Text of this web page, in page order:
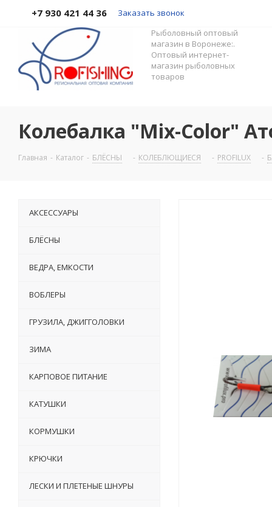
+7 930 421 44 36 Заказать звонок
Рыболовный оптовый
магазин в Воронеже:.
Оптовый интернет-
магазин рыболовных
товаров
Колебалка "Mix-Color"
Главная - Каталог - БЛЁСНЫ - КОЛЕБЛЮЩИЕСЯ - PROFILUX -
АКСЕССУАРЫ
БЛЁСНЫ
ВЕДРА, ЕМКОСТИ
ВОБЛЕРЫ
ГРУЗИЛА, ДЖИГГОЛОВКИ
ЗИМА
КАРПОВОЕ ПИТАНИЕ
КАТУШКИ
КОРМУШКИ
КРЮЧКИ
ЛЕСКИ И ПЛЕТЕНЫЕ ШНУРЫ